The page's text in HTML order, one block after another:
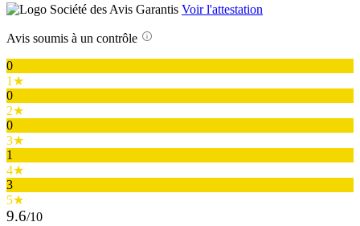
Voir l'attestation
Avis soumis à un contrôle
0
1★
0
2★
0
3★
1
4★
3
5★
9.6/10